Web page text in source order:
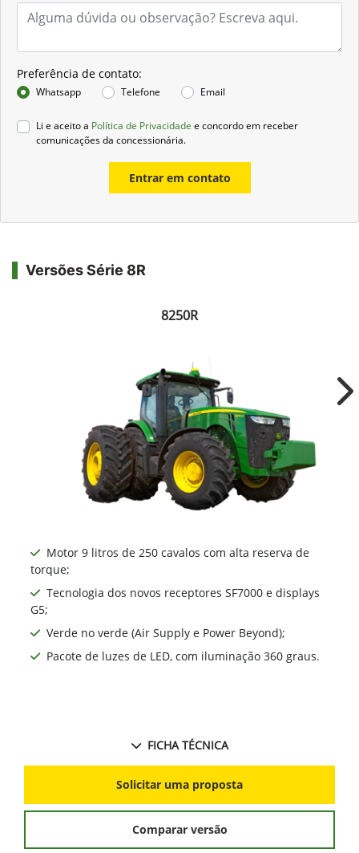
Preferência de contato:
Whatsapp Telefone Email
Li e aceito a Política de Privacidade e concordo em receber
comunicações da concessionária.
Entrar em contato
Versões Série 8R
8250R
Motor 9 litros de 250 cavalos com alta reserva de
torque;
Tecnologia dos novos receptores SF7000 e displays
G5;
Verde no verde (Air Supply e Power Beyond);
Pacote de luzes de LED, com iluminação 360 graus.
FICHA TÉCNICA
Solicitar uma proposta
Comparar versão